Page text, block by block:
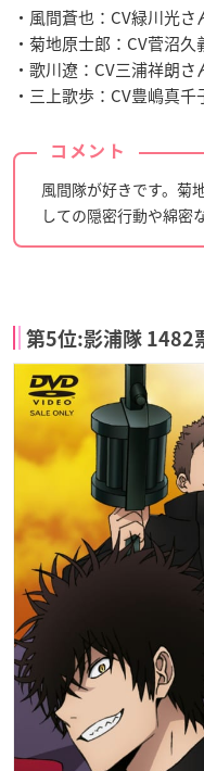
・風間蒼也：CV緑川光さ
・菊地原士郎：CV菅沼久
・歌川遼：CV三浦祥朗さ
・三上歌歩：CV豊嶋真千
コメント
風間隊が好きです。菊
しての隠密行動や綿密
第5位:影浦隊 1482